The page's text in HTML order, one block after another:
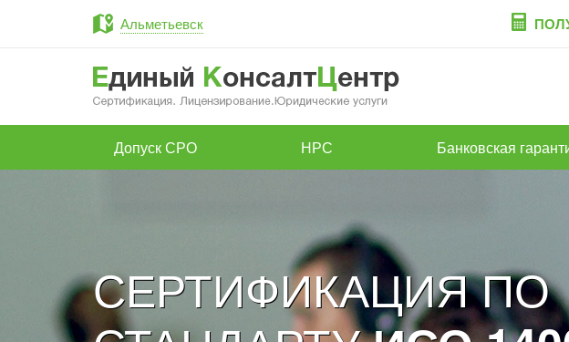
Альметьевск
Допуск СРО НРС Банковская
СЕРТИФИКАЦИЯ ПО